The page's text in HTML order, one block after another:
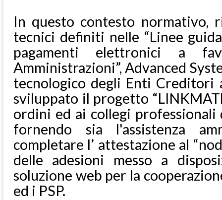
In questo contesto normativo,
tecnici definiti nelle “Linee
pagamenti elettronici a
Amministrazioni”, Advanced
tecnologico degli Enti Creditori
sviluppato il progetto
ordini ed ai collegi professionali
fornendo sia l'assistenza
completare l’ attestazione al
delle adesioni messo a
soluzione web per la
ed i PSP.